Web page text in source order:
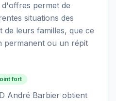
d'offres permet de
situations des
de leurs familles, que ce
permanent ou un répit
fort
André Barbier obtient